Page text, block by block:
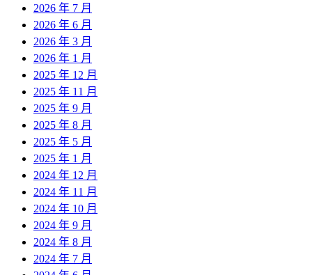
2026 年 7 月
2026 年 6 月
2026 年 3 月
2026 年 1 月
2025 年 12 月
2025 年 11 月
2025 年 9 月
2025 年 8 月
2025 年 5 月
2025 年 1 月
2024 年 12 月
2024 年 11 月
2024 年 10 月
2024 年 9 月
2024 年 8 月
2024 年 7 月